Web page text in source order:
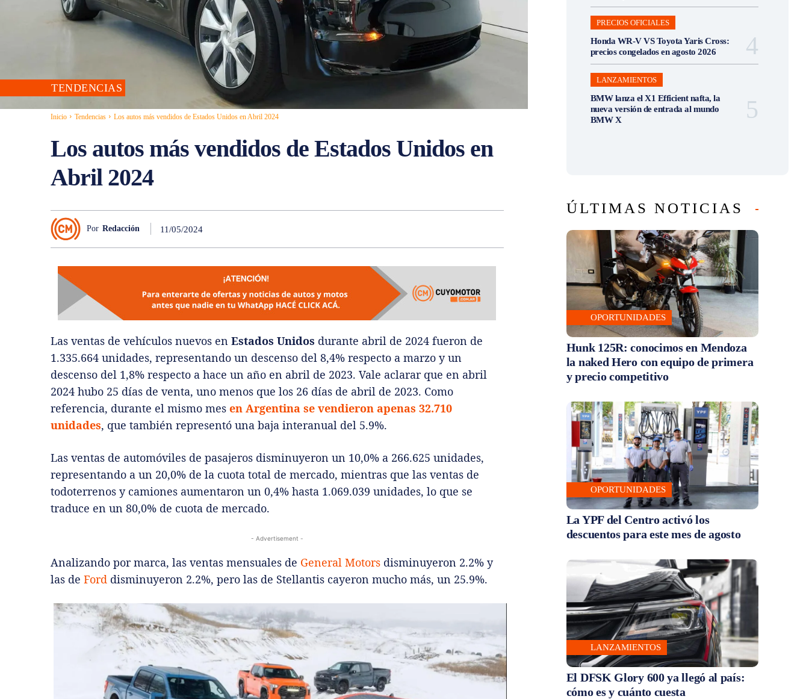
TENDENCIAS
Inicio Tendencias Los autos más vendidos de Estados Unidos en Abril 2024
Los autos más vendidos de Estados Unidos en
Abril 2024
Por Redacción 11/05/2024
Las ventas de vehículos nuevos en Estados Unidos durante abril de 2024 fueron de
1.335.664 unidades, representando un descenso del 8,4% respecto a marzo y un
descenso del 1,8% respecto a hace un año en abril de 2023. Vale aclarar que en abril
2024 hubo 25 días de venta, uno menos que los 26 días de abril de 2023. Como
referencia, durante el mismo mes en Argentina se vendieron apenas 32.710
unidades, que también representó una baja interanual del 5.9%.
Las ventas de automóviles de pasajeros disminuyeron un 10,0% a 266.625 unidades,
representando a un 20,0% de la cuota total de mercado, mientras que las ventas de
todoterrenos y camiones aumentaron un 0,4% hasta 1.069.039 unidades, lo que se
traduce en un 80,0% de cuota de mercado.
- Advertisement -
Analizando por marca, las ventas mensuales de General Motors disminuyeron 2.2% y
las de Ford disminuyeron 2.2%, pero las de Stellantis cayeron mucho más, un 25.9%.
PRECIOS OFICIALES
Honda WR-V VS Toyota Yaris Cross:
precios congelados en agosto 2026
LANZAMIENTOS
BMW lanza el X1 Efficient nafta, la
nueva versión de entrada al mundo
BMW X
ÚLTIMAS NOTICIAS
OPORTUNIDADES
Hunk 125R: conocimos en Mendoza
la naked Hero con equipo de primera
y precio competitivo
OPORTUNIDADES
La YPF del Centro activó los
descuentos para este mes de agosto
LANZAMIENTOS
El DFSK Glory 600 ya llegó al país:
cómo es y cuánto cuesta